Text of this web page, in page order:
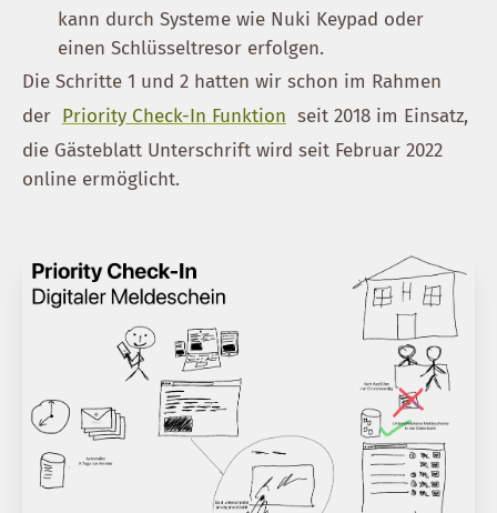
kann durch Systeme wie Nuki Keypad oder
einen Schlüsseltresor erfolgen.
Die Schritte 1 und 2 hatten wir schon im Rahmen
der Priority Check-In Funktion seit 2018 im Einsatz,
die Gästeblatt Unterschrift wird seit Februar 2022
online ermöglicht.